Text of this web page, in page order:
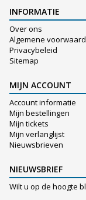
INFORMATIE
Over ons
Algemene
Privacybeleid
Sitemap
MIJN ACCOUNT
Account informatie
Mijn bestellingen
Mijn tickets
Mijn verlanglijst
Nieuwsbrieven
NIEUWSBRIEF
Wilt u op de hoogte